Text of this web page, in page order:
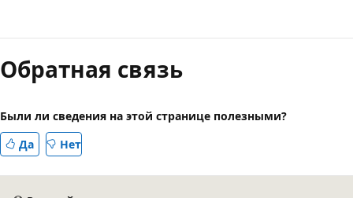
чтения
выключен
Обратная связь
Были ли сведения на этой странице полезными?
Да
Нет